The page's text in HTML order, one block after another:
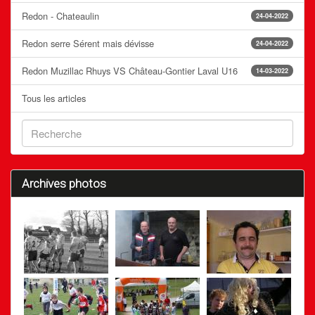
24-04-2022
Redon - Chateaulin
24-04-2022
Redon serre Sérent mais dévisse
14-03-2022
Redon Muzillac Rhuys VS Château-Gontier Laval U16
Tous les articles
Archives photos